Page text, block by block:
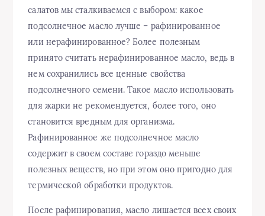
салатов мы сталкиваемся с выбором: какое
подсолнечное масло лучше – рафинированное
или нерафинированное? Более полезным
принято считать нерафинированное масло, ведь в
нем сохранились все ценные свойства
подсолнечного семени. Такое масло использовать
для жарки не рекомендуется, более того, оно
становится вредным для организма.
Рафинированное же подсолнечное масло
содержит в своем составе гораздо меньше
полезных веществ, но при этом оно пригодно для
термической обработки продуктов.
После рафинирования, масло лишается всех своих